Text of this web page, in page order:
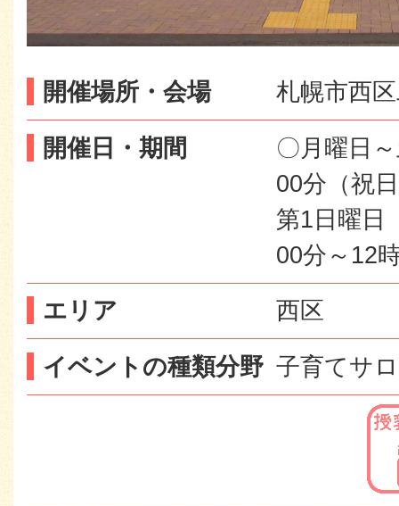
開催場所・会場 札幌市西
開催日・期間
〇月曜日
00分（祝
第1日曜
00分～12
エリア 西区
イベントの種類分野 子育てサ